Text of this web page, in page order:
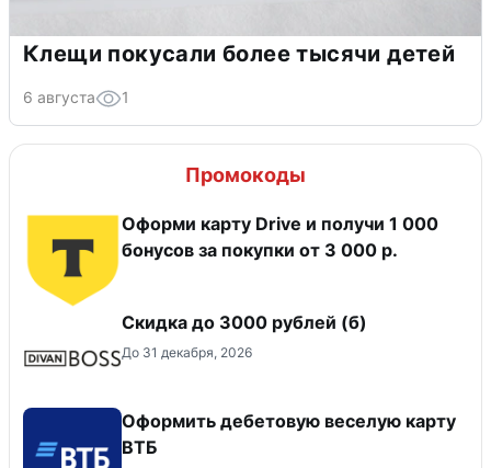
Клещи покусали более тысячи детей
6 августа 1
Промокоды
Оформи карту Drive и получи 1 000
бонусов за покупки от 3 000 р.
Скидка до 3000 рублей (б)
До 31 декабря, 2026
Оформить дебетовую веселую карту
ВТБ